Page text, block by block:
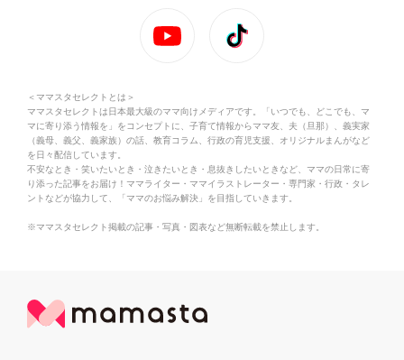
＜ママスタセレクトとは＞
ママスタセレクトは日本最大級のママ向けメディアです。「いつでも、どこでも、マ
マに寄り添う情報を」をコンセプトに、子育て情報からママ友、夫（旦那）、義実家
（義母、義父、義家族）の話、教育コラム、行政の育児支援、オリジナルまんがなど
を日々配信しています。
不安なとき・笑いたいとき・泣きたいとき・息抜きしたいときなど、ママの日常に寄
り添った記事をお届け！ママライター・ママイラストレーター・専門家・行政・タレ
ントなどが協力して、「ママのお悩み解決」を目指していきます。
※ママスタセレクト掲載の記事・写真・図表など無断転載を禁止します。